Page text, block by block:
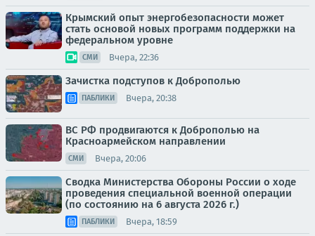
Крымский опыт энергобезопасности может
стать основой новых программ поддержки на
федеральном уровне
СМИ Вчера, 22:36
Зачистка подступов к Доброполью
ПАБЛИКИ Вчера, 20:38
ВС РФ продвигаются к Доброполью на
Красноармейском направлении
СМИ Вчера, 20:06
Сводка Министерства Обороны России о ходе
проведения специальной военной операции
(по состоянию на 6 августа 2026 г.)
ПАБЛИКИ Вчера, 18:59